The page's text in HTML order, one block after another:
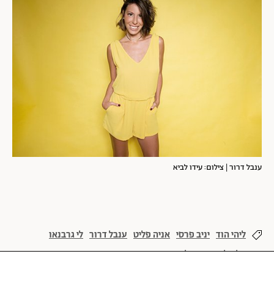
ענבל דרור | צילום: עידו לביא
ליהי הוד יניב פרסי אניה פליט ענבל דרור לי גרבנאו
אלון ליבנה שמלות ערב פרסי האופנה אופנה